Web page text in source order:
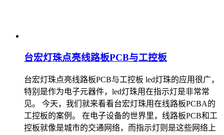
台宏灯珠点亮线路板PCB与工控板
台宏灯珠点亮线路板PCB与工控板 led灯珠的应用很广，
特别是作为电子元器件，led灯珠用在指示灯是非常常
见。 今天，我们就来看看台宏灯珠用在线路板PCBA的
工控板的案例。 在电子设备的世界里，线路板PCB和工
控板就像是城市的交通网络，而指示灯则是这些网络上